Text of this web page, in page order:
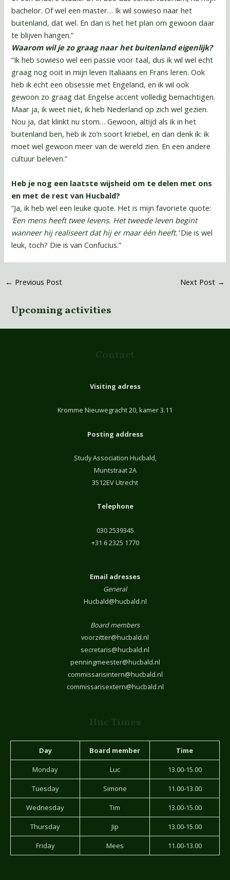
bachelor. Of wel een master… Ik wil sowieso naar het
buitenland, dat wel. En dan is het het plan om gewoon daar
te blijven hangen.”
Waarom wil je zo graag naar het buitenland eigenlijk?
“Ik heb sowieso wel een passie voor taal, dus ik wil wel echt
graag nog ooit in mijn leven Italiaans en Frans leren. Ook
heb ik echt een obsessie met Engeland, en ik wil ook
gewoon zo graag dat Engelse accent volledig bemachtigen.
Maar ja, ik weet niet, ik heb Nederland op zich wel gezien.
Nou ja, dat klinkt nu stom… Gewoon, altijd als ik in het
buitenland ben, heb ik zo’n soort kriebel, en dan denk ik: ik
moet wel gewoon meer van de wereld zien. En een andere
cultuur beleven.”
Heb je nog een laatste wijsheid om te delen met ons
en met de rest van Hucbald?
“Ja, ik heb wel een leuke quote. Het is mijn favoriete quote:
‘Een mens heeft twee levens. Het tweede leven begint
wanneer hij realiseert dat hij er maar één heeft.’Die is wel
leuk, toch? Die is van Confucius.”
← Previous Post Next Post →
Upcoming activities
Contact
Visiting adress
Kromme Nieuwegracht 20, kamer 3.11
Posting address
Study Association Hucbald,
Muntstraat 2A
3512EV Utrecht
Telephone
030 2539345
+31 6 2325 1770
Email adresses
General
Hucbald@hucbald.nl
Board members
voorzitter@hucbald.nl
secretaris@hucbald.nl
penningmeester@hucbald.nl
commissarisintern@hucbald.nl
commissarisextern@hucbald.nl
Huc Times
Day Board member Time
Monday Luc 13.00-15.00
Tuesday Simone 11.00-13.00
Wednesday Tim 13.00-15.00
Thursday Jip 13.00-15.00
Friday Mees 11.00-13.00